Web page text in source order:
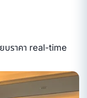
บราคา real-time